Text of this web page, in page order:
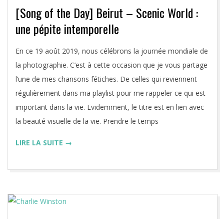
[Song of the Day] Beirut – Scenic World :
une pépite intemporelle
2019-
08-
19
En ce 19 août 2019, nous célébrons la journée mondiale de
la photographie. C’est à cette occasion que je vous partage
l’une de mes chansons fétiches. De celles qui reviennent
régulièrement dans ma playlist pour me rappeler ce qui est
important dans la vie. Evidemment, le titre est en lien avec
la beauté visuelle de la vie. Prendre le temps
LIRE LA SUITE →